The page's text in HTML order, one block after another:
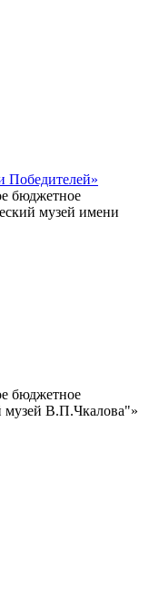
Победителей»
бюджетное
музей имени
бюджетное
музей В.П.Чкалова"»